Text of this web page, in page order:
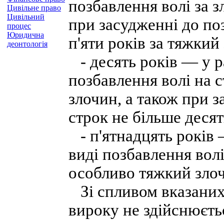
Цивільне право
Цивільний
процес
Юридична
деонтологія
позбавлення волі за
при засудженні до
п'яти років за
- десять років — у
позбавлення волі на
злочин, а також при
строк не більше
- п'ятнадцять років
виді позбавлення
особливо тяжкий
Зі спливом
вироку не